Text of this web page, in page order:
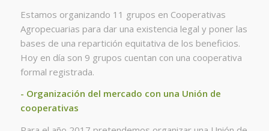
Estamos organizando 11 grupos en Cooperativas
Agropecuarias para dar una existencia legal y poner las
bases de una repartición equitativa de los beneficios.
Hoy en día son 9 grupos cuentan con una cooperativa
formal registrada.
- Organización del mercado con una Unión de
cooperativas